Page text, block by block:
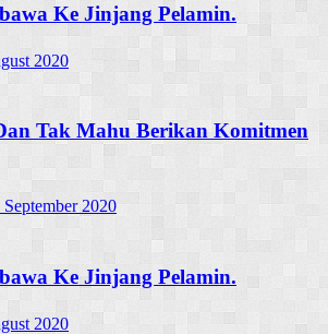
Ke Jinjang Pelamin.
2020
Tak Mahu Berikan Komitmen
September 2020
Ke Jinjang Pelamin.
2020